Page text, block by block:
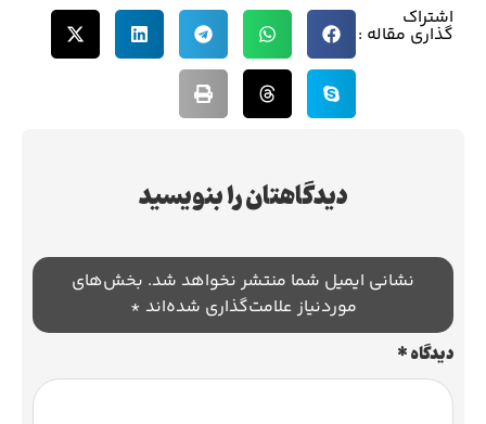
اشتراک
گذاری مقاله :
دیدگاهتان را بنویسید
نشانی ایمیل شما منتشر نخواهد شد. بخش‌های
موردنیاز علامت‌گذاری شده‌اند *
دیدگاه*